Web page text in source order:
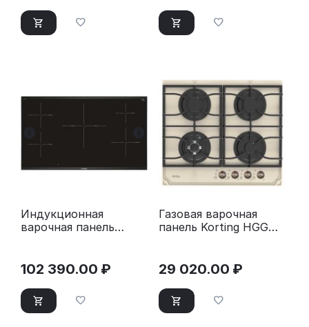
Индукционная
варочная панель
102 390.00 ₽
Газовая варочная
панель Korting HGG
29 020.00 ₽